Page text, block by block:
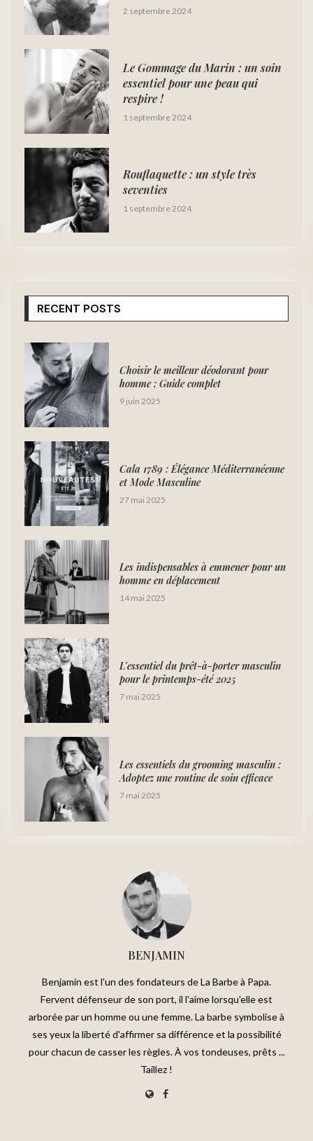
2 septembre 2024
Le Gommage du Marin : un soin
essentiel pour une peau qui
respire !
1 septembre 2024
Rouflaquette : un style très
seventies
1 septembre 2024
RECENT POSTS
Choisir le meilleur déodorant pour
homme : Guide complet
9 juin 2025
Cala 1789 : Élégance Méditerranéenne
et Mode Masculine
27 mai 2025
Les indispensables à emmener pour un
homme en déplacement
14 mai 2025
L’essentiel du prêt-à-porter masculin
pour le printemps-été 2025
7 mai 2025
Les essentiels du grooming masculin :
Adoptez une routine de soin efficace
7 mai 2025
BENJAMIN
Benjamin est l'un des fondateurs de La Barbe à Papa.
Fervent défenseur de son port, il l'aime lorsqu'elle est
arborée par un homme ou une femme. La barbe symbolise à
ses yeux la liberté d'affirmer sa différence et la possibilité
pour chacun de casser les règles. À vos tondeuses, prêts ...
Taillez !